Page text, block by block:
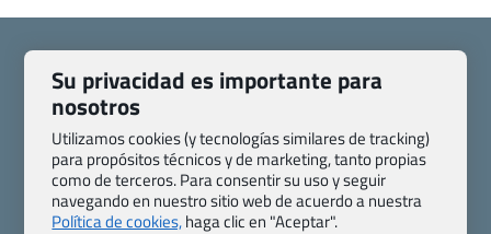
Quienes somos
Contacto
Pasaporte, Visado, Salud y otras disposiciones específicas
Blog de Viajes.com
Registro de agencias
Preguntas frecuentes
Condiciones generales
Su privacidad es importante para
nosotros
Utilizamos cookies (y tecnologías similares de tracking)
para propósitos técnicos y de marketing, tanto propias
como de terceros. Para consentir su uso y seguir
navegando en nuestro sitio web de acuerdo a nuestra
Política de cookies,haga clic en "Aceptar".